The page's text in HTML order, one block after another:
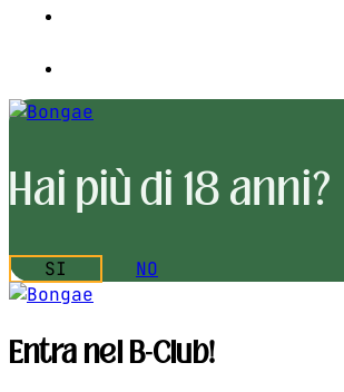
Hai più di 18 anni?
SI NO
Entra nel B-Club!